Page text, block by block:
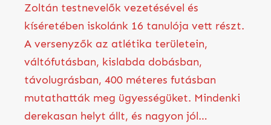
Zoltán testnevelők vezetésével és
kíséretében iskolánk 16 tanulója vett részt.
A versenyzők az atlétika területein,
váltófutásban, kislabda dobásban,
távolugrásban, 400 méteres futásban
mutathatták meg ügyességüket. Mindenki
derekasan helyt állt, és nagyon jól…